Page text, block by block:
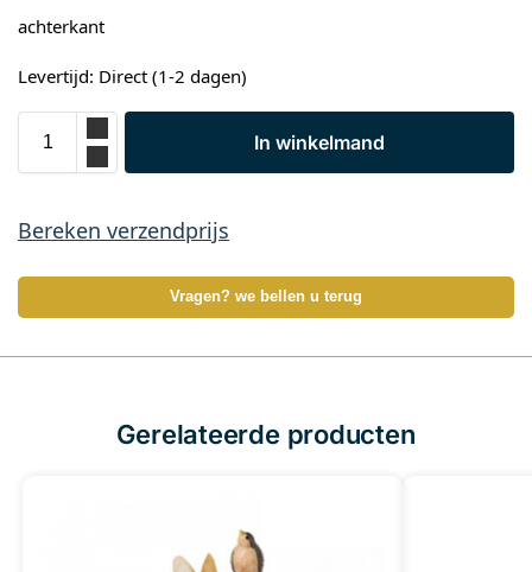
achterkant
Levertijd: Direct (1-2 dagen)
In winkelmand
Bereken verzendprijs
Vragen? we bellen u terug
Gerelateerde producten